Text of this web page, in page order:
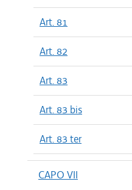
Art. 81
Art. 82
Art. 83
Art. 83 bis
Art. 83 ter
CAPO VII